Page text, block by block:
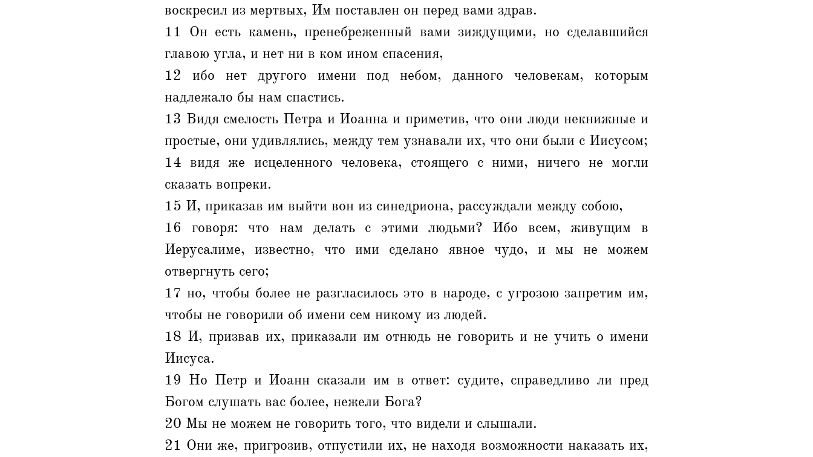
воскресил из мертвых, Им поставлен он перед вами здрав.
11 Он есть камень, пренебреженный вами зиждущими, но сделавшийся
главою угла, и нет ни в ком ином спасения,
12 ибо нет другого имени под небом, данного человекам, которым
надлежало бы нам спастись.
13 Видя смелость Петра и Иоанна и приметив, что они люди некнижные и
простые, они удивлялись, между тем узнавали их, что они были с Иисусом;
14 видя же исцеленного человека, стоящего с ними, ничего не могли
сказать вопреки.
15 И, приказав им выйти вон из синедриона, рассуждали между собою,
16 говоря: что нам делать с этими людьми? Ибо всем, живущим в
Иерусалиме, известно, что ими сделано явное чудо, и мы не можем
отвергнуть сего;
17 но, чтобы более не разгласилось это в народе, с угрозою запретим им,
чтобы не говорили об имени сем никому из людей.
18 И, призвав их, приказали им отнюдь не говорить и не учить о имени
Иисуса.
19 Но Петр и Иоанн сказали им в ответ: судите, справедливо ли пред
Богом слушать вас более, нежели Бога?
20 Мы не можем не говорить того, что видели и слышали.
21 Они же, пригрозив, отпустили их, не находя возможности наказать их,